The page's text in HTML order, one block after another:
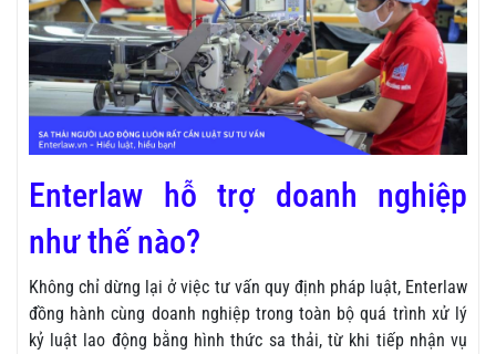
Enterlaw hỗ trợ doanh nghiệp
như thế nào?
Không chỉ dừng lại ở việc tư vấn quy định pháp luật, Enterlaw
đồng hành cùng doanh nghiệp trong toàn bộ quá trình xử lý
kỷ luật lao động bằng hình thức sa thải, từ khi tiếp nhận vụ